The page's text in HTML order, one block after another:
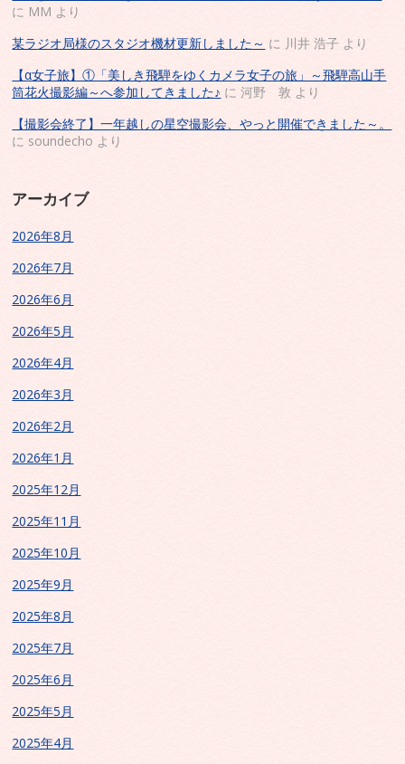
に MM より
某ラジオ局様のスタジオ機材更新しました～ に 川井 浩子 より
【α女子旅】①「美しき飛騨をゆくカメラ女子の旅」～飛騨高山手
筒花火撮影編～へ参加してきました♪ に河野 敦 より
【撮影会終了】一年越しの星空撮影会、やっと開催できました～。
に soundecho より
アーカイブ
2026年8月
2026年7月
2026年6月
2026年5月
2026年4月
2026年3月
2026年2月
2026年1月
2025年12月
2025年11月
2025年10月
2025年9月
2025年8月
2025年7月
2025年6月
2025年5月
2025年4月